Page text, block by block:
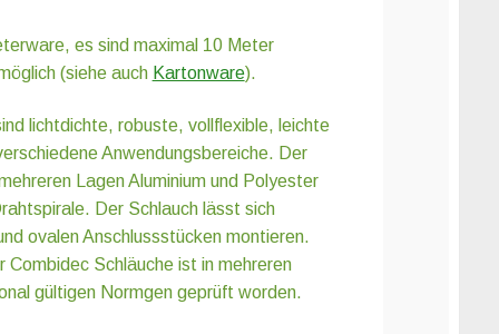
es sind maximal 10 Meter
(siehe auch Kartonware).
lichtdichte, robuste, vollflexible, leichte
Anwendungsbereiche. Der
Lagen Aluminium und Polyester
Der Schlauch lässt sich
ovalen Anschlussstücken montieren.
Schläuche ist in mehreren
gültigen Normgen geprüft worden.